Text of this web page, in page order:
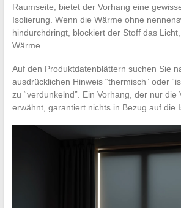
Raumseite, bietet der Vorhang eine
Isolierung. Wenn die Wärme ohne
hindurchdringt, blockiert der Stoff das
Wärme.
Auf den Produktdatenblättern suchen Sie
ausdrücklichen Hinweis “thermisch” oder
zu “verdunkelnd”. Ein Vorhang, der nur die
erwähnt, garantiert nichts in Bezug auf die